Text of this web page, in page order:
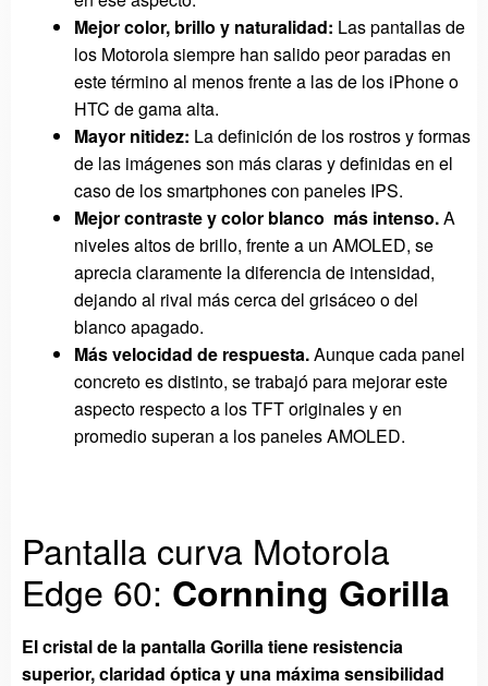
Mejor color, brillo y naturalidad: Las pantallas de
los Motorola siempre han salido peor paradas en
este término al menos frente a las de los iPhone o
HTC de gama alta.
Mayor nitidez: La definición de los rostros y formas
de las imágenes son más claras y definidas en el
caso de los smartphones con paneles IPS.
Mejor contraste y color blanco más intenso.A
niveles altos de brillo, frente a un AMOLED, se
aprecia claramente la diferencia de intensidad,
dejando al rival más cerca del grisáceo o del
blanco apagado.
Más velocidad de respuesta.Aunque cada panel
concreto es distinto, se trabajó para mejorar este
aspecto respecto a los TFT originales y en
promedio superan a los paneles AMOLED.
Pantalla curva Motorola
Edge 60: Cornning Gorilla
El cristal de la pantalla Gorilla tiene resistencia
superior, claridad óptica y una máxima sensibilidad